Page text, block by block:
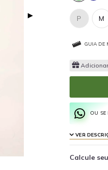
▶ M
P
GUIA DE
OU SE
VER
Calcule